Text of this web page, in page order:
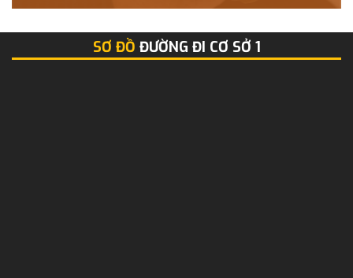
SƠ ĐỒ ĐƯỜNG ĐI CƠ SỞ 1